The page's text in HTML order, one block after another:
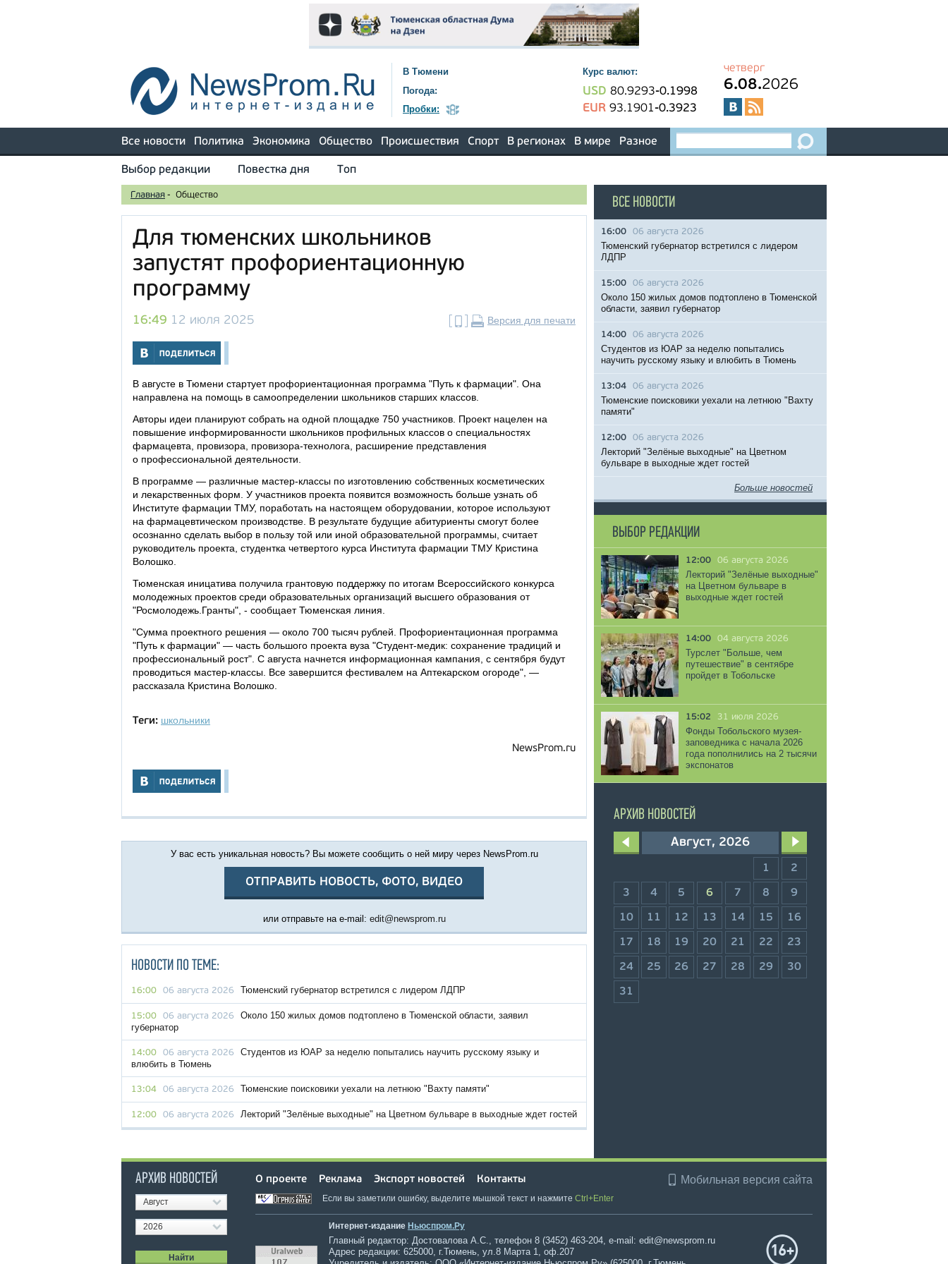
В Тюмени
Погода:
Пробки:
Курс валют:
USD 80.9293-0.1998
EUR 93.1901-0.3923
четверг
6.08.2026
Все новости Политика Экономика Общество Происшествия Спорт В регионах В мире Разное
Выбор редакции Повестка дня Топ
Главная - Общество
Для тюменских школьников
запустят профориентационную
программу
16:49 12 июля 2025 Версия для печати
В августе в Тюмени стартует профориентационная программа "Путь к фармации". Она
направлена на помощь в самоопределении школьников старших классов.
Авторы идеи планируют собрать на одной площадке 750 участников. Проект нацелен на
повышение информированности школьников профильных классов о специальностях
фармацевта, провизора, провизора-технолога, расширение представления
о профессиональной деятельности.
В программе — различные мастер-классы по изготовлению собственных косметических
и лекарственных форм. У участников проекта появится возможность больше узнать об
Институте фармации ТМУ, поработать на настоящем оборудовании, которое используют
на фармацевтическом производстве. В результате будущие абитуриенты смогут более
осознанно сделать выбор в пользу той или иной образовательной программы, считает
руководитель проекта, студентка четвертого курса Института фармации ТМУ Кристина
Волошко.
Тюменская иницатива получила грантовую поддержку по итогам Всероссийского конкурса
молодежных проектов среди образовательных организаций высшего образования от
"Росмолодежь.Гранты", - сообщает Тюменская линия.
"Сумма проектного решения — около 700 тысяч рублей. Профориентационная программа
"Путь к фармации" — часть большого проекта вуза "Студент-медик: сохранение традиций и
профессиональный рост". С августа начнется информационная кампания, с сентября будут
проводиться мастер-классы. Все завершится фестивалем на Аптекарском огороде", —
рассказала Кристина Волошко.
Теги: школьники
NewsProm.ru
У вас есть уникальная новость? Вы можете сообщить о ней миру через NewsProm.ru
ОТПРАВИТЬ НОВОСТЬ, ФОТО, ВИДЕО
или отправьте на e-mail: edit@newsprom.ru
НОВОСТИ ПО ТЕМЕ:
16:00 06 августа 2026 Тюменский губернатор встретился с лидером ЛДПР
15:00 06 августа 2026
Около 150 жилых домов подтоплено в Тюменской области, заявил
губернатор
14:00 06 августа 2026
Студентов из ЮАР за неделю попытались научить русскому языку и
влюбить в Тюмень
13:04 06 августа 2026 Тюменские поисковики уехали на летнюю "Вахту памяти"
12:00 06 августа 2026 Лекторий "Зелёные выходные" на Цветном бульваре в выходные ждет гостей
ВСЕ НОВОСТИ
16:00 06 августа 2026
Тюменский губернатор встретился с лидером
ЛДПР
15:00 06 августа 2026
Около 150 жилых домов подтоплено в Тюменской
области, заявил губернатор
14:00 06 августа 2026
Студентов из ЮАР за неделю попытались
научить русскому языку и влюбить в Тюмень
13:04 06 августа 2026
Тюменские поисковики уехали на летнюю "Вахту
памяти"
12:00 06 августа 2026
Лекторий "Зелёные выходные" на Цветном
бульваре в выходные ждет гостей
Больше новостей
ВЫБОР РЕДАКЦИИ
12:00 06 августа 2026
Лекторий "Зелёные выходные"
на Цветном бульваре в
выходные ждет гостей
14:00 04 августа 2026
Турслет "Больше, чем
путешествие" в сентябре
пройдет в Тобольске
15:02 31 июля 2026
Фонды Тобольского музея-
заповедника с начала 2026
года пополнились на 2 тысячи
экспонатов
АРХИВ НОВОСТЕЙ
Август, 2026
1 2
3 4 5 6 7 8 9
10 11 12 13 14 15 16
17 18 19 20 21 22 23
24 25 26 27 28 29 30
31
АРХИВ НОВОСТЕЙ
Август
2026
О проекте Реклама Экспорт новостей Контакты Мобильная версия сайта
Если вы заметили ошибку, выделите мышкой текст и нажмите Ctrl+Enter
Интернет-издание Ньюспром.Ру
Главный редактор: Достовалова А.С., телефон 8 (3452) 463-204, e-mail: edit@newsprom.ru
Адрес редакции: 625000, г.Тюмень, ул.8 Марта 1, оф.207